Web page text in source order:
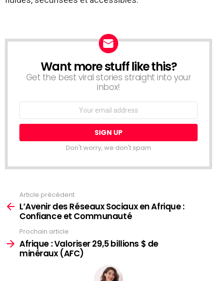
NEWSLETTER
Want more stuff like this?
Get the best viral stories straight into your
inbox!
Email
Don't worry, we don't spam
plus
Article précédent
L’Avenir des Réseaux Sociaux en Afrique :
Confiance et Communauté
Prochain article
Afrique : Valoriser 29,5 billions $ de
minéraux (AFC)